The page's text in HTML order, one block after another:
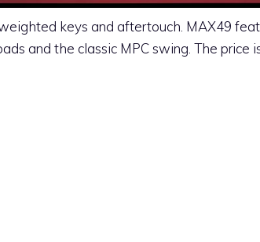
keys and aftertouch. MAX49
and the classic MPC swing. The price